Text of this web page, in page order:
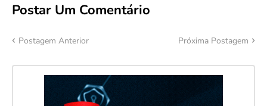
Postar Um Comentário
Postagem Anterior Próxima Postagem